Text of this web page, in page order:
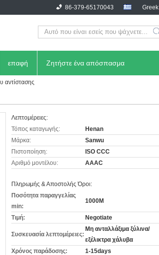
Greek
86-379-65170043
επαφή Ζητήστε ένα απόσπασμα
αντίστασης
Λεπτομέρειες:
Τόπος καταγωγής:
Henan
Μάρκα:
Sanwu
Πιστοποίηση:
ISO CCC
Αριθμό μοντέλου:
AAAC
Πληρωμής & Αποστολής Όροι:
Ποσότητα παραγγελίας
min:
1000M
Τιμή: Negotiate
Συσκευασία λεπτομέρειες:
Μη ανταλλάξιμα ξύλινα/
εξέλικτρα χάλυβα
Χρόνος παράδοσης:
1-15days